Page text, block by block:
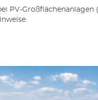
PV-Großflächenanlagen